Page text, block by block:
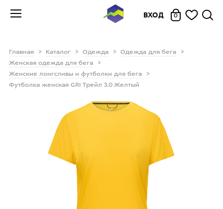
ВХОД 0
Главная Каталог Одежда
Одежда для бега
Женская одежда для бега
Женские лонгсливы и футболки для бега
Футболка женская GRI Трейл 3.0 Желтый